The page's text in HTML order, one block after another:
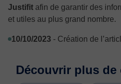
Justifit afin de garantir des
et utiles au plus grand nombre.
10/10/2023 - Création de
Découvrir plus de